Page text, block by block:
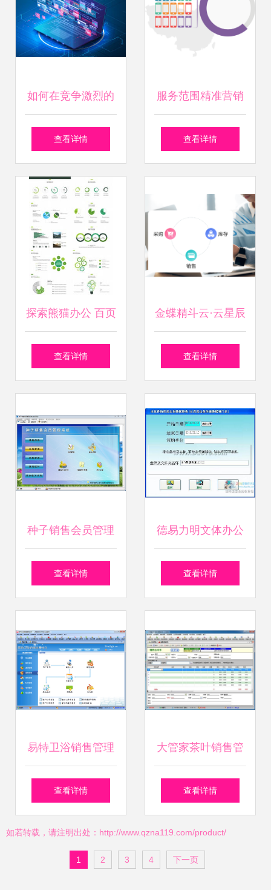
如何在竞争激烈的
市场环境中打造一
竞争力？
查看详情
服务范围精准营销
专家-中国数据商城
发、联通软件开发
精准营销产品
查看详情
探索熊猫办公 百页
商业计划PPT模板
服务营销
查看详情
金蝶精斗云·云星辰
标准版 中小企业数
擎
查看详情
种子销售会员管理
软件官方版v1.0 -
决方案与服务支持
查看详情
德易力明文体办公
用品销售管理系统
型的网络技术服务
查看详情
易特卫浴销售管理
软件 网络技术服务
查看详情
大管家茶叶销售管
理软件 赋能茶叶企
售管控
查看详情
如若转载，请注明出处：http://www.qzna119.com/product/
1 2 3 4 下一页